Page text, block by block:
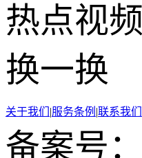
热点视频
换一换
关于我们 |服务条例 |联系我们
备案号：